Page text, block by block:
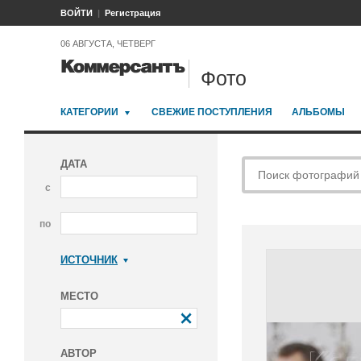
ВОЙТИ Регистрация
06 АВГУСТА, ЧЕТВЕРГ
Фото
КАТЕГОРИИ СВЕЖИЕ ПОСТУПЛЕНИЯ АЛЬБОМЫ
ДАТА
с
по
ИСТОЧНИК
МЕСТО
АВТОР